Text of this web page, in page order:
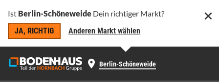
Ist Berlin-Schöneweide Dein richtiger Markt?
JA, RICHTIG
Anderen Markt wählen
Berlin-Schöneweide